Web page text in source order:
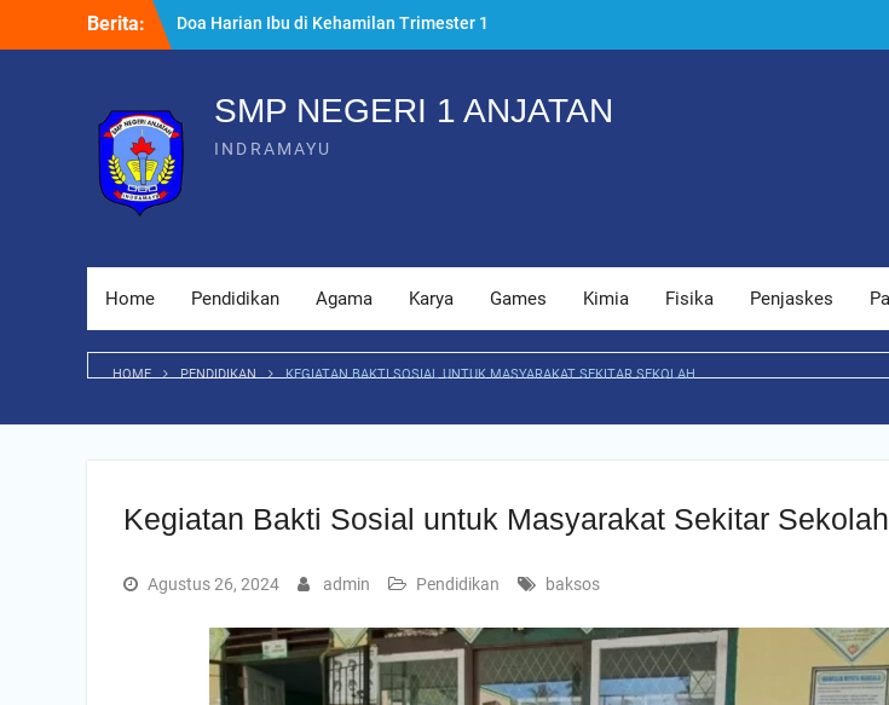
Berita:
Doa Harian Ibu di Kehamilan Trimester 1
7 Persiapan Melahirkan Sesuai Ajaran
Islam yang Wajib Tahu
SMP NEGERI 1 ANJATAN
INDRAMAYU
Home Pendidikan Agama Karya Games Kimia Fisika Penjaskes
HOME PENDIDIKAN KEGIATAN BAKTI SOSIAL UNTUK MASYARAKAT SEKITAR SEKOLAH
Kegiatan Bakti Sosial untuk Masyarakat Sekitar Sekolah
Agustus 26, 2024 admin Pendidikan baksos